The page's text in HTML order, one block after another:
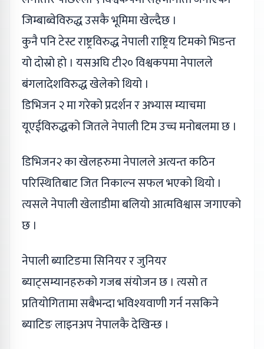
जिम्बाब्वेविरुद्ध उसकै भूमिमा खेल्दैछ ।
कुनै पनि टेस्ट राष्ट्रविरुद्ध नेपाली राष्ट्रिय टिमको भिडन्त
यो दोस्रो हो । यसअघि टी२० विश्वकपमा नेपालले
बंगलादेशविरुद्ध खेलेको थियो ।
डिभिजन २ मा गरेको प्रदर्शन र अभ्यास म्याचमा
यूएईविरुद्धको जितले नेपाली टिम उच्च मनोबलमा छ ।
डिभिजन२ का खेलहरुमा नेपालले अत्यन्त कठिन
परिस्थितिबाट जित निकाल्न सफल भएको थियो ।
त्यसले नेपाली खेलाडीमा बलियो आत्मविश्वास जगाएको
छ ।
नेपाली ब्याटिङमा सिनियर र जुनियर
ब्याट्सम्यानहरुको गजब संयोजन छ । त्यसो त
प्रतियोगितामा सबैभन्दा भविश्यवाणी गर्न नसकिने
ब्याटिङ लाइनअप नेपालकै देखिन्छ ।